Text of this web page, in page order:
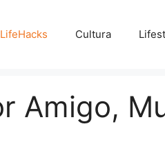
LifeHacks Cultura
Amigo,